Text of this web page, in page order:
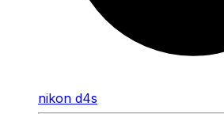
nikon d4s